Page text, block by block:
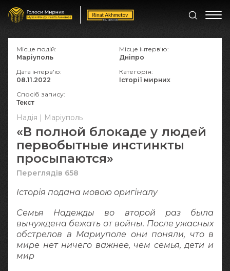
Надія | Маріуполь
«В полной блокаде у людей
первобытные инстинкты
просыпаются»
Переглядів 658
Історія подана мовою оригіналy
Семья Надежды во второй раз была
вынуждена бежать от войны. После ужасных
обстрелов в Мариуполе они поняли, что в
мире нет ничего важнее, чем семья, дети и
мир
Місце подій:
Маріуполь
Місце інтерв'ю:
Дніпро
Дата інтерв'ю:
08.11.2022
Категорія:
Історії мирних
Спосіб запису:
Текст